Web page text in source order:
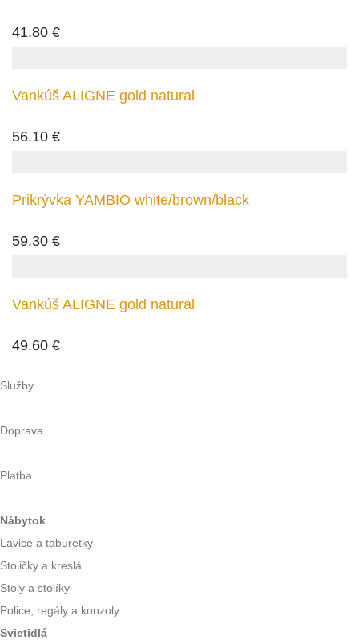
41.80 €
Vankúš ALIGNE gold natural
56.10 €
Prikrývka YAMBIO white/brown/black
59.30 €
Vankúš ALIGNE gold natural
49.60 €
Služby
Doprava
Platba
Nábytok
Lavice a taburetky
Stoličky a kreslá
Stoly a stolíky
Police, regály a konzoly
Svietidlá